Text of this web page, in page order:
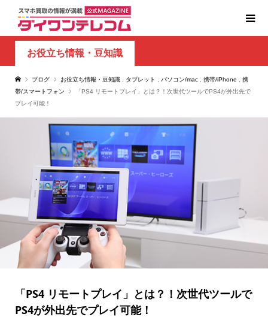
お役立ち情報・豆知識
ブログ お役立ち情報・豆知識 タブレット パソコン/mac 携帯/iPhone
携
帯/スマートフォン
「PS4 リモートプレイ」とは？！次世代ツールでPS4が外出先で
プレイ可能！
「PS4 リモートプレイ」とは？！次世代ツールで
PS4が外出先でプレイ可能！